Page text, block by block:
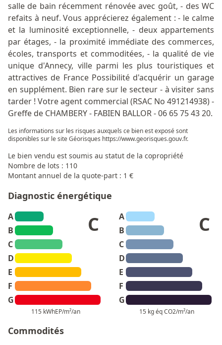
salle de bain récemment rénovée avec goût, - des WC
refaits à neuf. Vous apprécierez également : - le calme
et la luminosité exceptionnelle, - deux appartements
par étages, - la proximité immédiate des commerces,
écoles, transports et commoditées, - la qualité de vie
unique d'Annecy, ville parmi les plus touristiques et
attractives de France Possibilité d'acquérir un garage
en supplément. Bien rare sur le secteur - à visiter sans
tarder ! Votre agent commercial (RSAC No 491214938) -
Greffe de CHAMBERY - FABIEN BALLOR - 06 65 75 43 20.
Les informations sur les risques auxquels ce bien est exposé sont
disponibles sur le site Géorisques https://www.georisques.gouv.fr.
Le bien vendu est soumis au statut de la copropriété
Nombre de lots : 110
Montant annuel de la quote-part : 1 €
Diagnostic énergétique
A
B
C
D
E
F
G
C
115 kWhEP/m²/an
A
B
C
D
E
F
G
C
15 kg éq CO2/m²/an
Commodités